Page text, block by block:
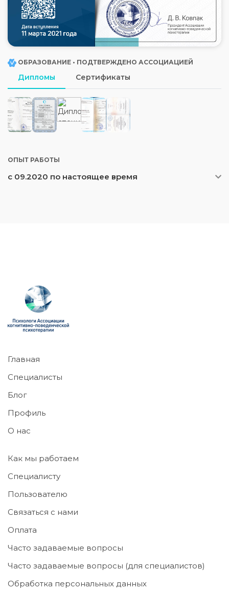
ОБРАЗОВАНИЕ • ПОДТВЕРЖДЕНО АССОЦИАЦИЕЙ
Дипломы Сертификаты
ОПЫТ РАБОТЫ
с 09.2020 по настоящее время
Главная
Специалисты
Блог
Профиль
О нас
Как мы работаем
Специалисту
Пользователю
Связаться с нами
Оплата
Часто задаваемые вопросы
Часто задаваемые вопросы (для специалистов)
Обработка персональных данных